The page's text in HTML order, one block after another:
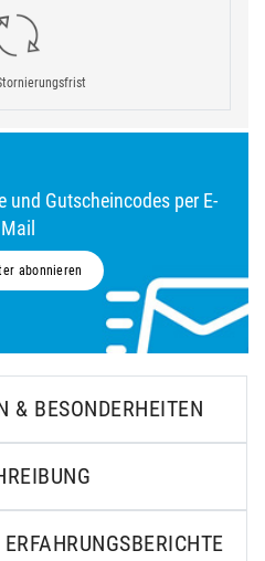
und Gutscheincodes per E-
Mail
abonnieren
& BESONDERHEITEN